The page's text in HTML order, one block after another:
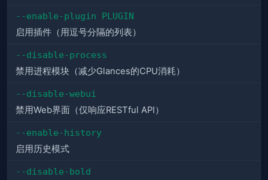
--enable-plugin PLUGIN
启用插件（用逗号分隔的列表）
--disable-process
禁用进程模块（减少Glances的CPU消耗）
--disable-webui
禁用Web界面（仅响应RESTful API）
--enable-history
启用历史模式
--disable-bold